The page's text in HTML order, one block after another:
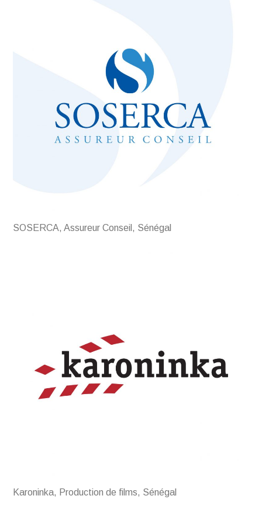
SOSERCA, Assureur Conseil, Sénégal
Karoninka, Production de films, Sénégal